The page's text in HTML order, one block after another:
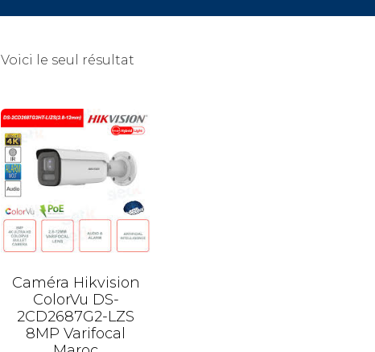
Voici le seul résultat
Caméra Hikvision
ColorVu DS-
2CD2687G2-LZS
8MP Varifocal